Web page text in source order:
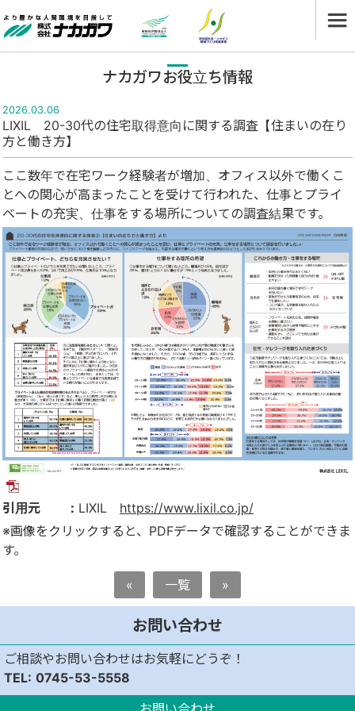
ナカガワお役立ち情報
2026.03.06
LIXIL 20-30代の住宅取得意向に関する調査【住まいの在り
方と働き方】
ここ数年で在宅ワーク経験者が増加、オフィス以外で働くこ
とへの関心が高まったことを受けて行われた、仕事とプライ
ベートの充実、仕事をする場所についての調査結果です。
引用元 ： LIXIL https://www.lixil.co.jp/
※画像をクリックすると、PDFデータで確認することができま
す。
« 一覧 »
お問い合わせ
ご相談やお問い合わせはお気軽にどうぞ！
0745-53-5558